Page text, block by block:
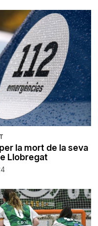
la mort de la seva
Llobregat